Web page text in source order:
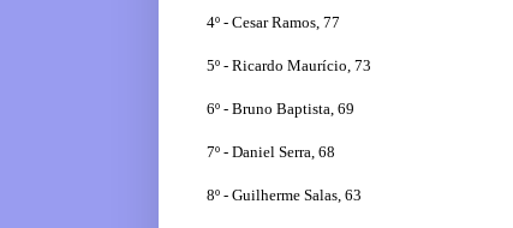
4º - Cesar Ramos, 77
5º - Ricardo Maurício, 73
6º - Bruno Baptista, 69
7º - Daniel Serra, 68
8º - Guilherme Salas, 63